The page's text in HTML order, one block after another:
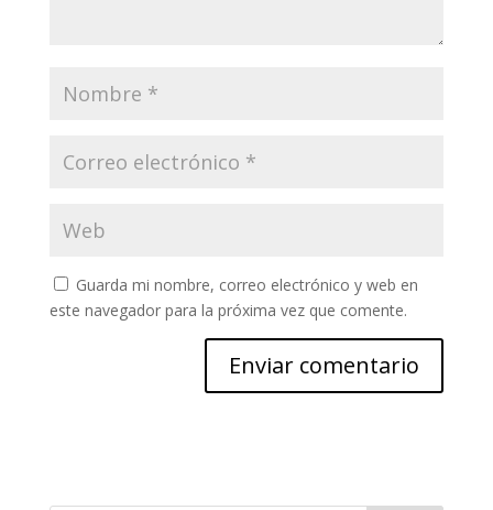
Guarda mi nombre, correo electrónico y web en
este navegador para la próxima vez que comente.